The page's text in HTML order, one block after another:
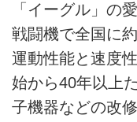
「イーグル」の
戦闘機で全国に
運動性能と速度
始から40年以上
子機器などの改